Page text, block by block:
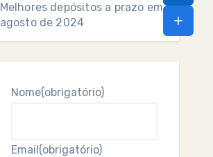
Melhores depósitos a prazo em
agosto de 2024
Nome(obrigatório)
Email(obrigatório)